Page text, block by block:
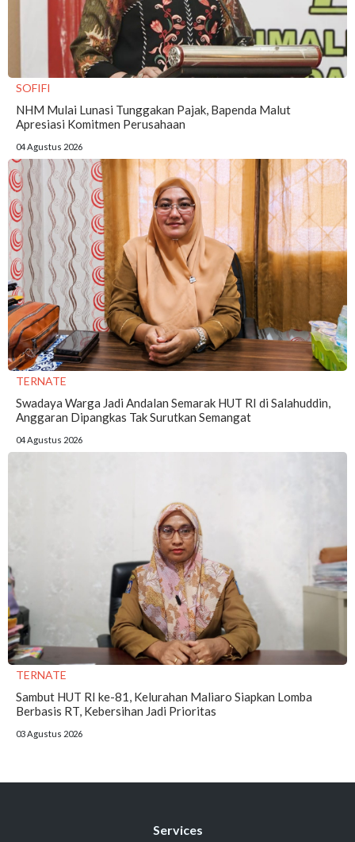
SOFIFI
NHM Mulai Lunasi Tunggakan Pajak, Bapenda Malut
Apresiasi Komitmen Perusahaan
04 Agustus 2026
TERNATE
Swadaya Warga Jadi Andalan Semarak HUT RI di Salahuddin,
Anggaran Dipangkas Tak Surutkan Semangat
04 Agustus 2026
TERNATE
Sambut HUT RI ke-81, Kelurahan Maliaro Siapkan Lomba
Berbasis RT, Kebersihan Jadi Prioritas
03 Agustus 2026
Services